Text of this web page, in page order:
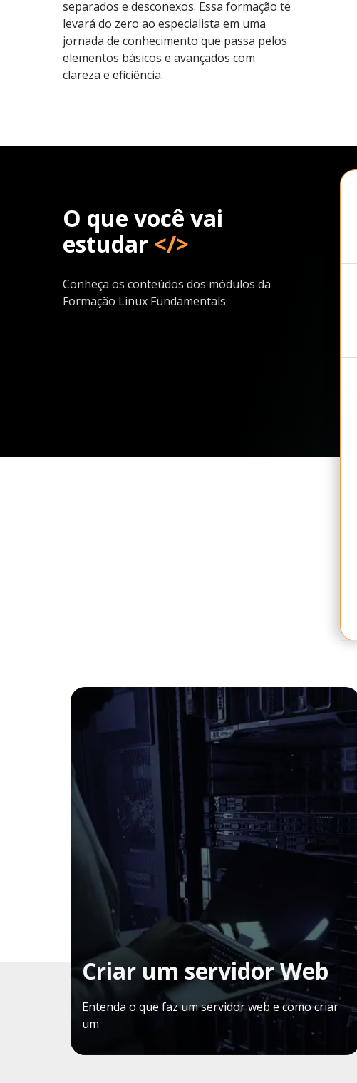
separados e desconexos. Essa formação te
levará do zero ao especialista em uma
jornada de conhecimento que passa pelos
elementos básicos e avançados com
clareza e eficiência.
O que você vai
estudar </>
Conheça os conteúdos dos módulos da
Formação Linux Fundamentals
Criar um servidor Web
Entenda o que faz um servidor web e como criar
um